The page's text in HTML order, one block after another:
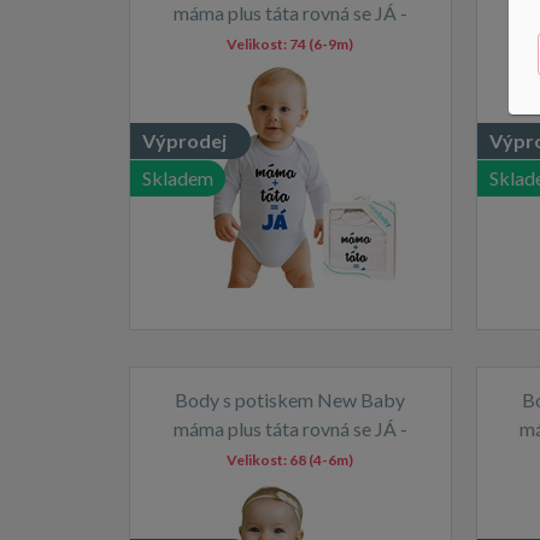
máma plus táta rovná se JÁ -
dárkové balení
Výprodej
Skladem
Velikost: 74 (6-9m)
Body s potiskem New Baby
máma plus táta rovná se JÁ -
dárkové balení
Velikost: 68 (4-6m)